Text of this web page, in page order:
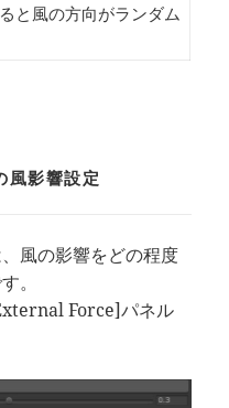
と風の方向がランダム
風影響設定
風の影響をどの程度
。
Force]パネル